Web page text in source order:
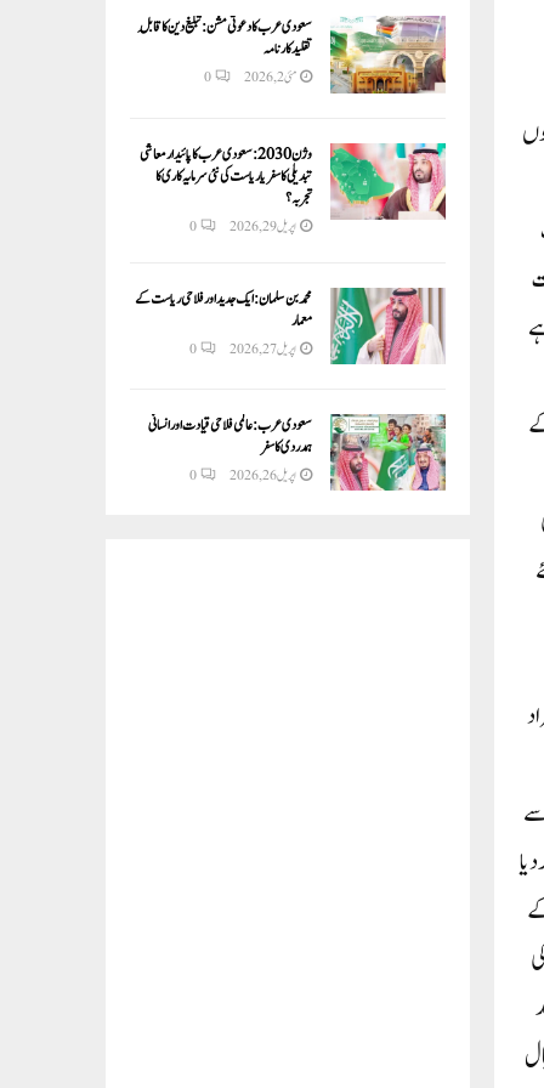
آئین کے مطابق چلتا ہے لیکن گذشتہ 9 سالوں
کیمپس میں پہنچ عدالت کے ذریعہ جاری ایکٹ 82 کے
سعودی عرب کا دعوتی مشن: تبلیغ دین کا قابلِ
تقلید کارنامہ
مئی 2, 2026 0
وژن 2030:سعودی عرب کا پائیدار معاشی
تبدیلی کا سفر یا ریاست کی نئی سرمایہ کاری کا
تجربہ؟
اپریل 29, 2026 0
محمد بن سلمان: ایک جدید اور فلاحی ریاست کے
معمار
اپریل 27, 2026 0
سعودی عرب: عالمی فلاحی قیادت اور انسانی
ہمدردی کا سفر
اپریل 26, 2026 0